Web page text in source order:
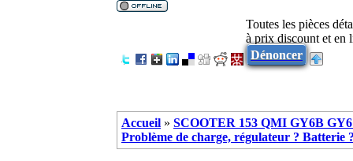
Toutes les pièces
à prix discount et
Dénoncer
Accueil » SCOOTER 153 QMI GY6B
Problème de charge, régulateur ? Batterie